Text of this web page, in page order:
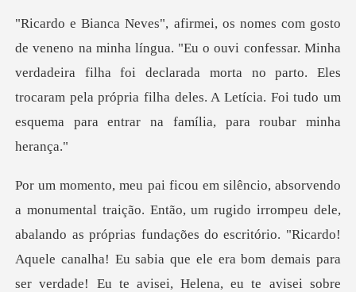
confessar. Minha
verdadeira filha foi declarada morta no parto. Eles
trocaram pela própria f
canalha! Eu sabia que ele era bom demais para
ser verdade! Eu te avisei, Helena, eu te avisei sobre